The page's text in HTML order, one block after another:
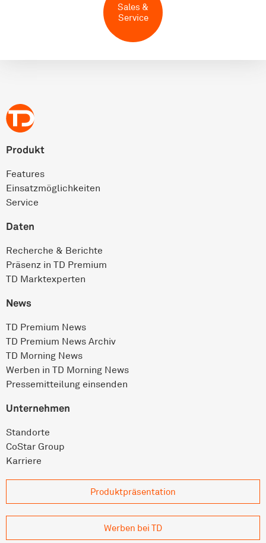
Sales &
Service
Produkt
Features
Einsatz­möglichkeiten
Service
Daten
Recherche & Berichte
Präsenz in TD Premium
TD Marktexperten
News
TD Premium News
TD Premium News Archiv
TD Morning News
Werben in TD Morning News
Pressemitteilung einsenden
Unternehmen
Standorte
CoStar Group
Karriere
Produkt­präsentation
Werben bei TD